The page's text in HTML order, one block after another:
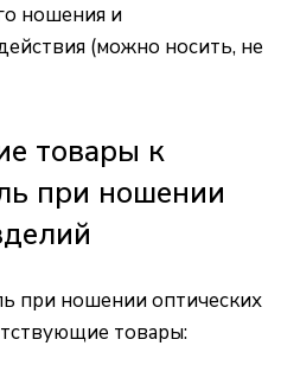
ношения и
(можно носить, не
товары к
при ношении
при ношении оптических
товары: